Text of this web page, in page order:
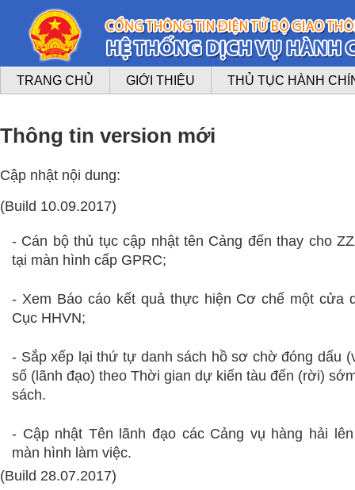
TRANG CHỦ GIỚI THIỆU THỦ TỤC HÀNH
Thông tin version mới
Cập nhật nội dung:
(Build 10.09.2017)
- Cán bộ thủ tục cập nhật tên Cảng đến thay cho
tại màn hình cấp GPRC;
- Xem Báo cáo kết quả thực hiện Cơ chế một cửa
Cục HHVN;
- Sắp xếp lại thứ tự danh sách hồ sơ chờ đóng dấu
số (lãnh đạo) theo Thời gian dự kiến tàu đến (rời)
sách.
- Cập nhật Tên lãnh đạo các Cảng vụ hàng hải
màn hình làm việc.
(Build 28.07.2017)